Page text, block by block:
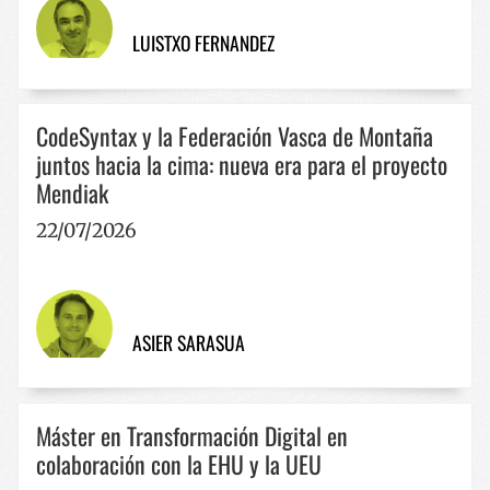
LUISTXO FERNANDEZ
CodeSyntax y la Federación Vasca de Montaña
juntos hacia la cima: nueva era para el proyecto
Mendiak
22/07/2026
ASIER SARASUA
Máster en Transformación Digital en
colaboración con la EHU y la UEU
cookies estrictamente necesarias.
Nombre
Política de Privacidad de Google